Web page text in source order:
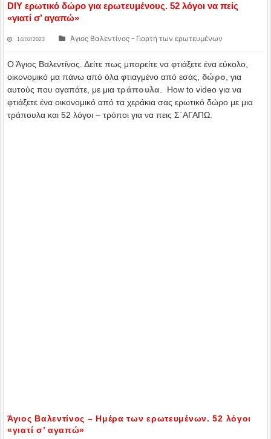
DIY ερωτικό δώρο για ερωτευμένους. 52 λόγοι να πείς
«γιατί σ’ αγαπώ»
14/02/2023 Άγιος Βαλεντίνος - Γιορτή των ερωτευμένων
Ο Άγιος Βαλεντίνος. Δείτε πως μπορείτε να φτιάξετε ένα εύκολο,
οικονομικό μα πάνω από όλα φτιαγμένο από εσάς, δώρο , για
αυτούς που αγαπάτε, με μια τράπουλα . How to video για να
φτιάξετε ένα οικονομικό από τα χεράκια σας ερωτικό δώρο με μια
τράπουλα και 52 λόγοι – τρόποι για να πεις Σ΄ΑΓΑΠΩ.
Άγιος Βαλεντίνος – Ημέρα των ερωτευμένων. 52 λόγοι
«γιατί σ’ αγαπώ»